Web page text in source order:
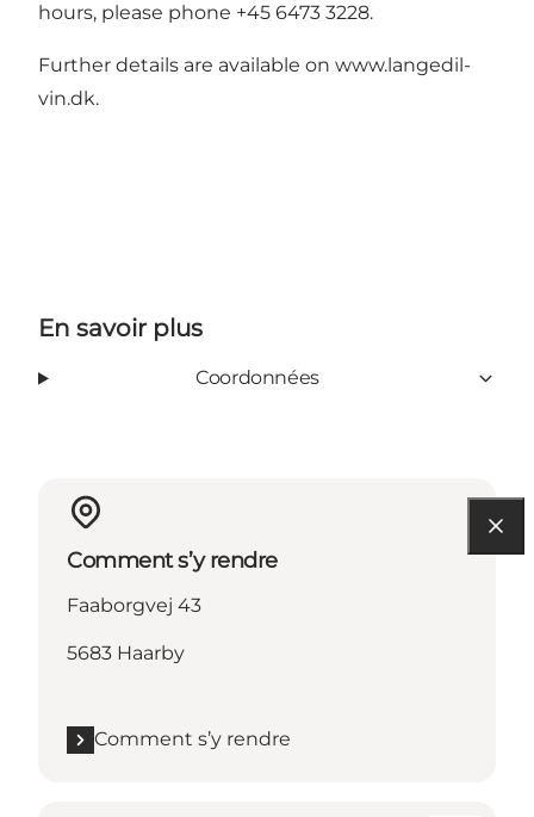
hours, please phone +45 6473 3228.
Further details are available on www.langedil-
vin.dk.
En savoir plus
Coordonnées
Comment s’y rendre
Faaborgvej 43
5683 Haarby
Comment s’y rendre